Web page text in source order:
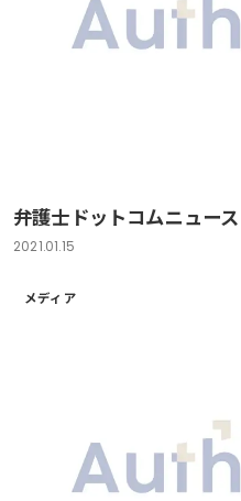
弁護士ドットコムニュース
2021.01.15
メディア